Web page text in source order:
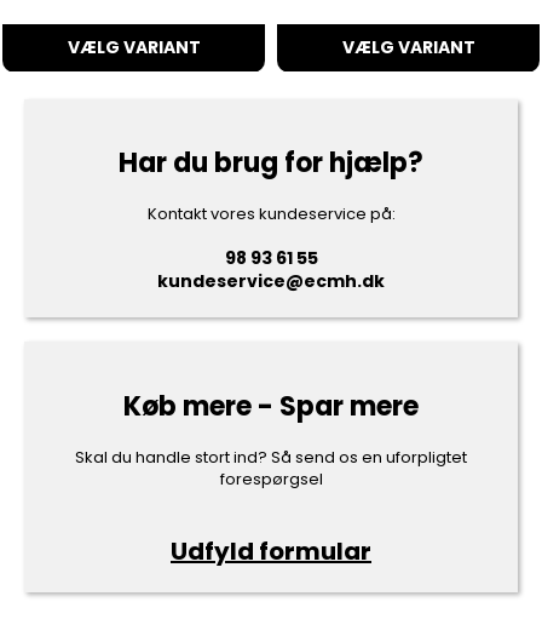
VÆLG VARIANT VÆLG VARIANT
Har du brug for hjælp?
Kontakt vores kundeservice på:
98 93 61 55
kundeservice@ecmh.dk
Køb mere - Spar mere
Skal du handle stort ind? Så send os en uforpligtet
forespørgsel
Udfyld formular